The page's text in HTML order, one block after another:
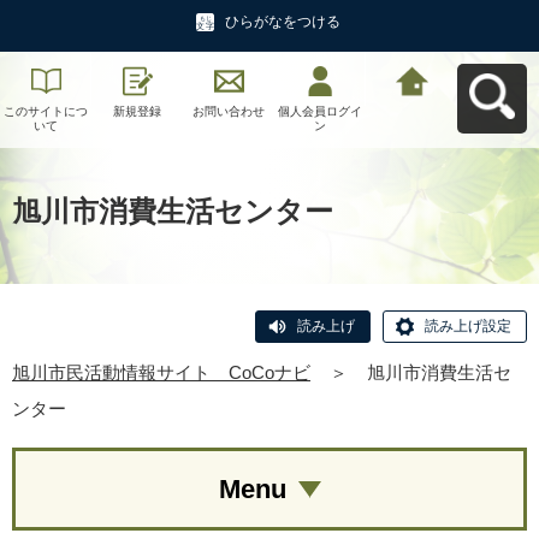
ひらがなをつける
このサイトにつ
いて
新規登録 お問い合わせ
個人会員ログイ
ン
旭川市消費生活センター
読み上げ 読み上げ設定
旭川市民活動情報サイト CoCoナビ ＞
旭川市消費生活セ
ンター
Menu